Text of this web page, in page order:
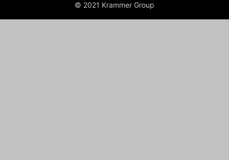
© 2021 Krammer Group